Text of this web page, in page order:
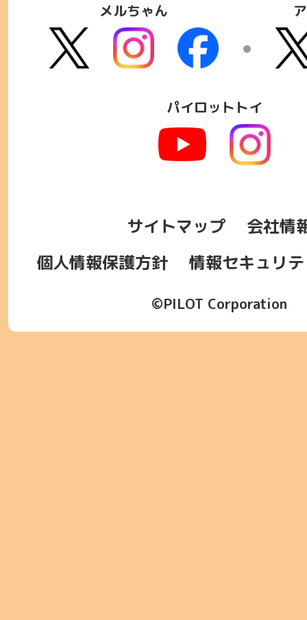
パイロットトイ
メルちゃん
サイトマップ
会社情
個人情報保護方針
情報セキュリ
©PILOT Corporation